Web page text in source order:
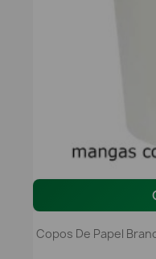
Copos De Papel